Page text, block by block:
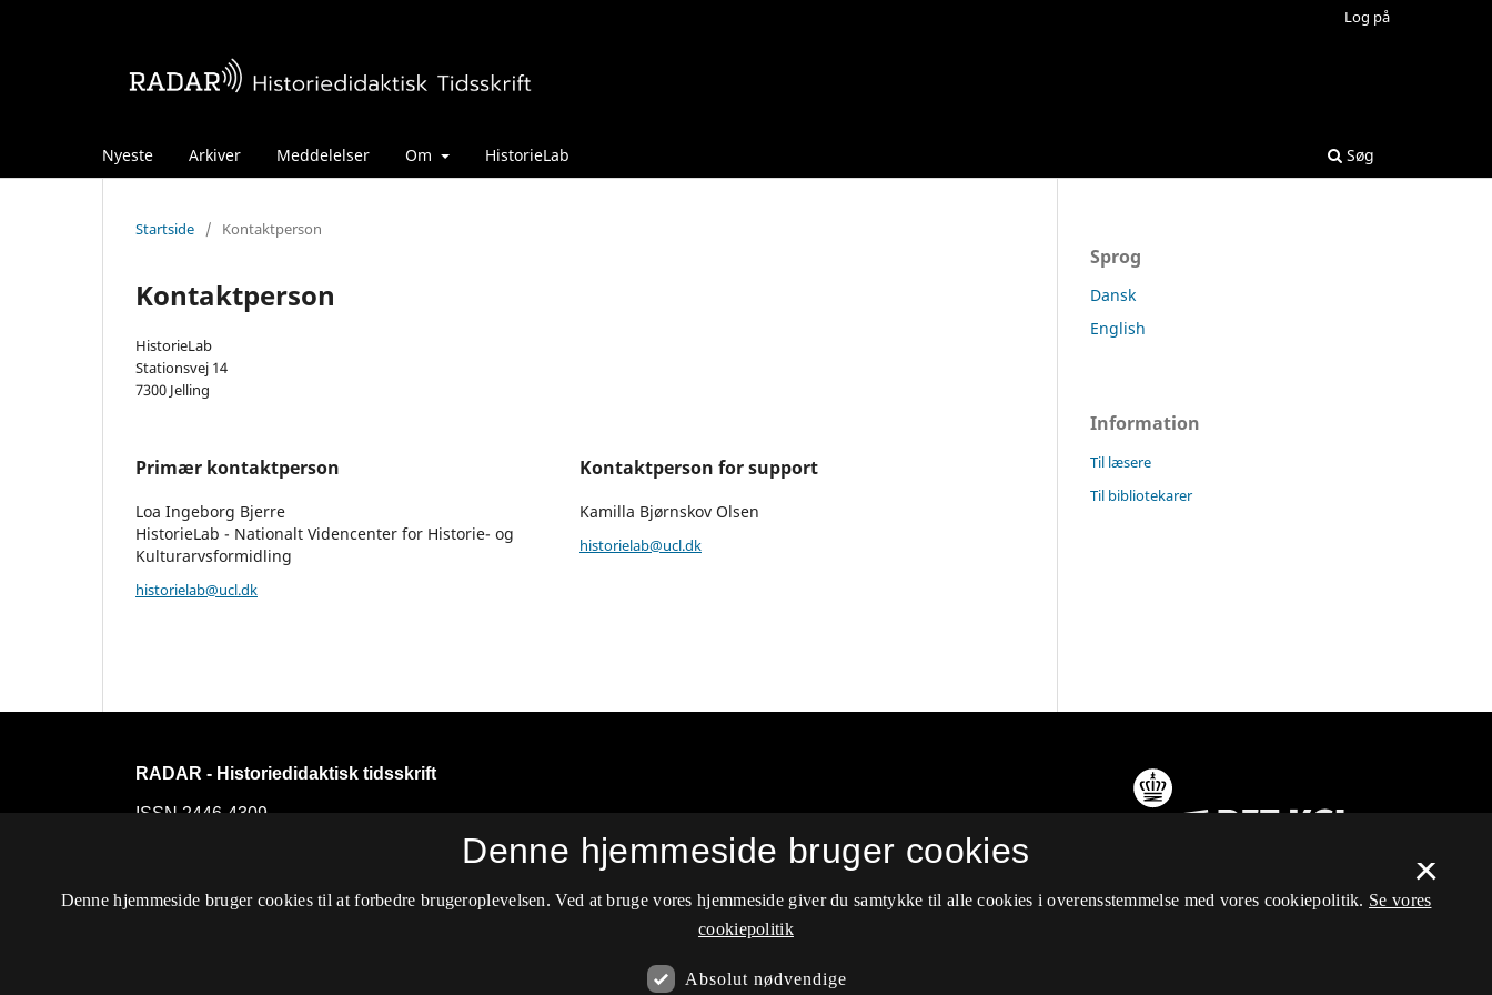
Nyeste Arkiver Meddelelser Om HistorieLab Søg
Log på
Startside / Kontaktperson
Kontaktperson
HistorieLab
Stationsvej 14
7300 Jelling
Primær kontaktperson
Loa Ingeborg Bjerre
HistorieLab - Nationalt Videncenter for Historie- og
Kulturarvsformidling
historielab@ucl.dk
Kontaktperson for support
Kamilla Bjørnskov Olsen
historielab@ucl.dk
Sprog
Dansk
English
Information
Til læsere
Til bibliotekarer
RADAR - Historiedidaktisk tidsskrift
ISSN 2446-4309
×
Denne hjemmeside bruger cookies
Denne hjemmeside bruger cookies til at forbedre brugeroplevelsen. Ved at bruge vores hjemmeside giver du samtykke til alle cookies i overensstemmelse med vores cookiepolitik. Se vores
cookiepolitik
Absolut nødvendige